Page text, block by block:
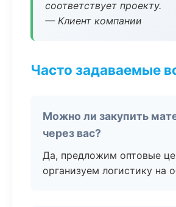
соответствует проекту.
— Клиент компании
Часто задаваемые
Можно ли закупить
через вас?
Да, предложим оптовые
организуем логистику на